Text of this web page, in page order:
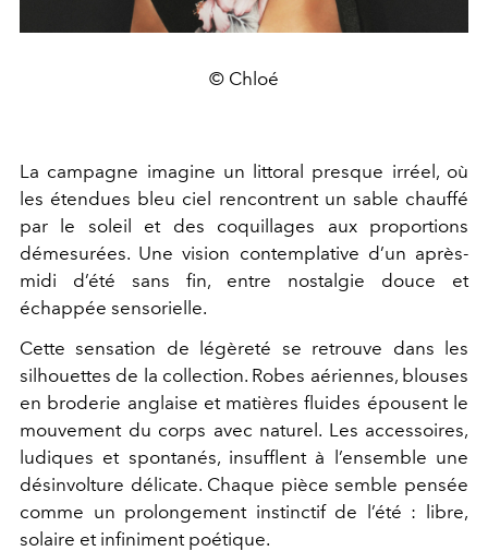
© Chloé
La campagne imagine un littoral presque irréel, où
les étendues bleu ciel rencontrent un sable chauffé
par le soleil et des coquillages aux proportions
démesurées. Une vision contemplative d’un après-
midi d’été sans fin, entre nostalgie douce et
échappée sensorielle.
Cette sensation de légèreté se retrouve dans les
silhouettes de la collection. Robes aériennes, blouses
en broderie anglaise et matières fluides épousent le
mouvement du corps avec naturel. Les accessoires,
ludiques et spontanés, insufflent à l’ensemble une
désinvolture délicate. Chaque pièce semble pensée
comme un prolongement instinctif de l’été : libre,
solaire et infiniment poétique.